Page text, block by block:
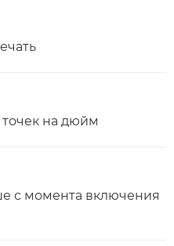
на дюйм
с момента включения